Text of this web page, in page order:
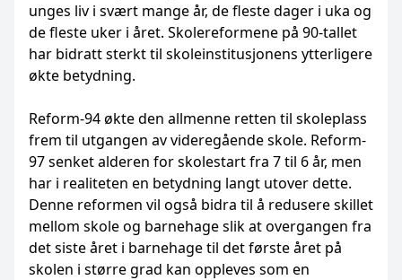
unges liv i svært mange år, de fleste dager i uka og
de fleste uker i året. Skolereformene på 90-tallet
har bidratt sterkt til skoleinstitusjonens ytterligere
økte betydning.
Reform-94 økte den allmenne retten til skoleplass
frem til utgangen av videregående skole. Reform-
97 senket alderen for skolestart fra 7 til 6 år, men
har i realiteten en betydning langt utover dette.
Denne reformen vil også bidra til å redusere skillet
mellom skole og barnehage slik at overgangen fra
det siste året i barnehage til det første året på
skolen i større grad kan oppleves som en